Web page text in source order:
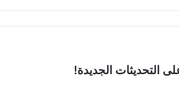
التحديثات الجديدة!